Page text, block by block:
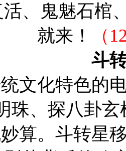
、鬼魅石棺
就来！
（
斗
文化特色的
珠、探八卦玄
算。斗转星